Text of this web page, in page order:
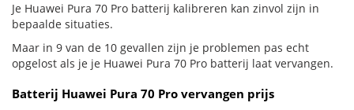
Je Huawei Pura 70 Pro batterij kalibreren kan zinvol zijn in
bepaalde situaties.
Maar in 9 van de 10 gevallen zijn je problemen pas echt
opgelost als je je Huawei Pura 70 Pro batterij laat vervangen.
Batterij Huawei Pura 70 Pro vervangen prijs